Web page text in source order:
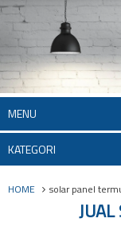
MENU
KATEGORI
HOME solar panel